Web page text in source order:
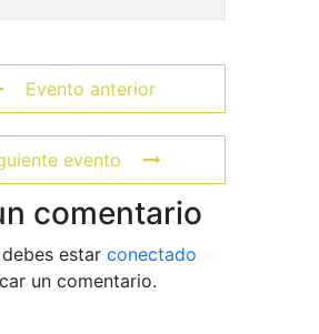
Evento anterior
evento
comentario
estar conectado
un comentario.